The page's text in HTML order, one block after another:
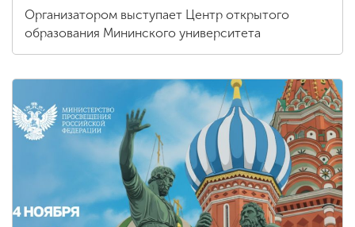
Организатором выступает Центр открытого
образования Мининского университета